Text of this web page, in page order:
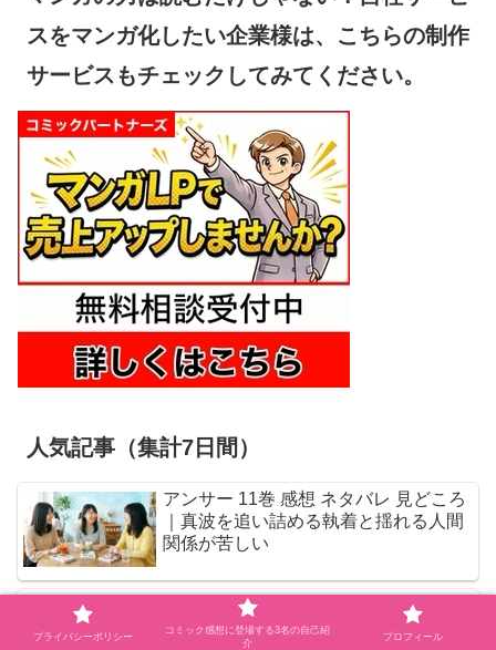
スをマンガ化したい企業様は、こちらの制作
サービスもチェックしてみてください。
人気記事（集計7日間）
アンサー 11巻 感想 ネタバレ 見どころ
｜真波を追い詰める執着と揺れる人間
関係が苦しい
キシモジン 1巻 感想 ネタバレ 見どこ
ろ｜AIの母という衝撃設定が心に刺さ
プライバシーポリシー
コミック感想に登場する3名の自己紹
介
プロフィール